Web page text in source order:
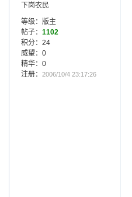
下岗农民
等级：版主
帖子： 1102
积分：24
威望：0
精华：0
注册： 2006/10/4 23:17:26